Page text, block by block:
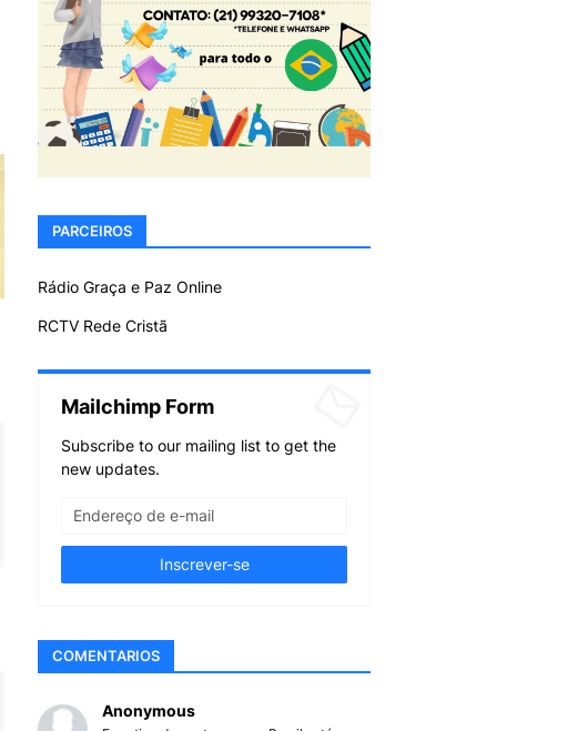
PARCEIROS
Rádio Graça e Paz Online
RCTV Rede Cristã
Mailchimp Form
Subscribe to our mailing list to get the
new updates.
COMENTARIOS
Anonymous